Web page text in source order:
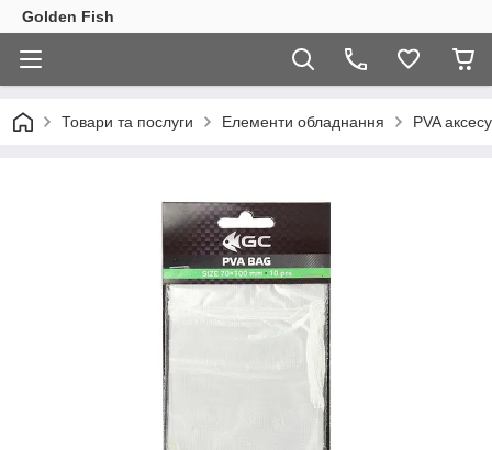
Golden Fish
Товари та послуги Елементи обладнання PVA